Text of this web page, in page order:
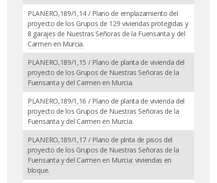
PLANERO,189/1,14 / Plano de emplazamiento del
proyecto de los Grupos de 129 viviendas protegidas y
8 garajes de Nuestras Señoras de la Fuensanta y del
Carmen en Murcia.
PLANERO,189/1,15 / Plano de planta de vivienda del
proyecto de los Grupos de Nuestras Señoras de la
Fuensanta y del Carmen en Murcia.
PLANERO,189/1,16 / Plano de planta de vivienda del
proyecto de los Grupos de Nuestras Señoras de la
Fuensanta y del Carmen en Murcia.
PLANERO,189/1,17 / Plano de plnta de pisos del
proyecto de los Grupos de Nuestras Señoras de la
Fuensanta y del Carmen en Murcia: viviendas en
bloque.